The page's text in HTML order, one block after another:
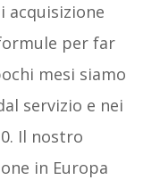
acquisizione
per far
mesi siamo
servizio e nei
Il nostro
in Europa